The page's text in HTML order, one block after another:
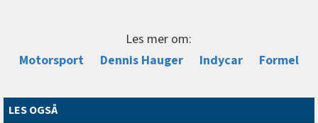
Les mer om:
Motorsport
Dennis Hauger Indycar Formel
LES OGSÅ